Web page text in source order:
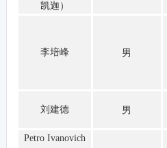
凯迦）
李培峰 男
刘建德 男
Petro Ivanovich